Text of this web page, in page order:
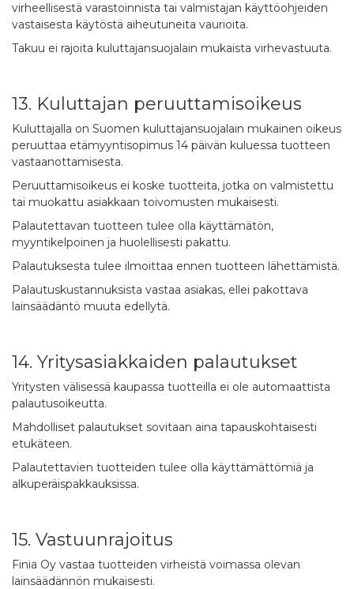
virheellisestä varastoinnista tai valmistajan käyttöohjeiden
vastaisesta käytöstä aiheutuneita vaurioita.
Takuu ei rajoita kuluttajansuojalain mukaista virhevastuuta.
13. Kuluttajan peruuttamisoikeus
Kuluttajalla on Suomen kuluttajansuojalain mukainen oikeus
peruuttaa etämyyntisopimus 14 päivän kuluessa tuotteen
vastaanottamisesta.
Peruuttamisoikeus ei koske tuotteita, jotka on valmistettu
tai muokattu asiakkaan toivomusten mukaisesti.
Palautettavan tuotteen tulee olla käyttämätön,
myyntikelpoinen ja huolellisesti pakattu.
Palautuksesta tulee ilmoittaa ennen tuotteen lähettämistä.
Palautuskustannuksista vastaa asiakas, ellei pakottava
lainsäädäntö muuta edellytä.
14. Yritysasiakkaiden palautukset
Yritysten välisessä kaupassa tuotteilla ei ole automaattista
palautusoikeutta.
Mahdolliset palautukset sovitaan aina tapauskohtaisesti
etukäteen.
Palautettavien tuotteiden tulee olla käyttämättömiä ja
alkuperäispakkauksissa.
15. Vastuunrajoitus
Finia Oy vastaa tuotteiden virheistä voimassa olevan
lainsäädännön mukaisesti.